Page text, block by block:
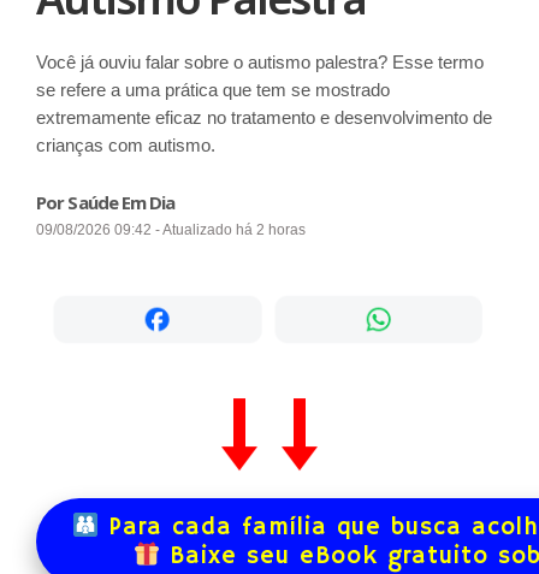
Você já ouviu falar sobre o autismo palestra? Esse termo
se refere a uma prática que tem se mostrado
extremamente eficaz no tratamento e desenvolvimento de
crianças com autismo.
Por Saúde Em Dia
09/08/2026 09:42 - Atualizado há 2 horas
Para cada família que busca
Baixe seu eBook gratuito